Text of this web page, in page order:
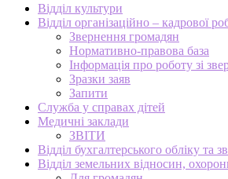
Відділ культури
Відділ організаційно – кадрової
Звернення громадян
Нормативно-правова база
Інформація про роботу зі
Зразки заяв
Запити
Служба у справах дітей
Медичні заклади
ЗВІТИ
Відділ бухгалтерського обліку та
Відділ земельних відносин,